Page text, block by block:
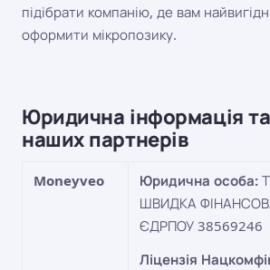
підібрати компанію, де вам
оформити мікропозику.
Юридична інформація та
наших партнерів
Moneyveo Юридична особа:
ШВИДКА
ЄДРПОУ 38569246
Ліцензія